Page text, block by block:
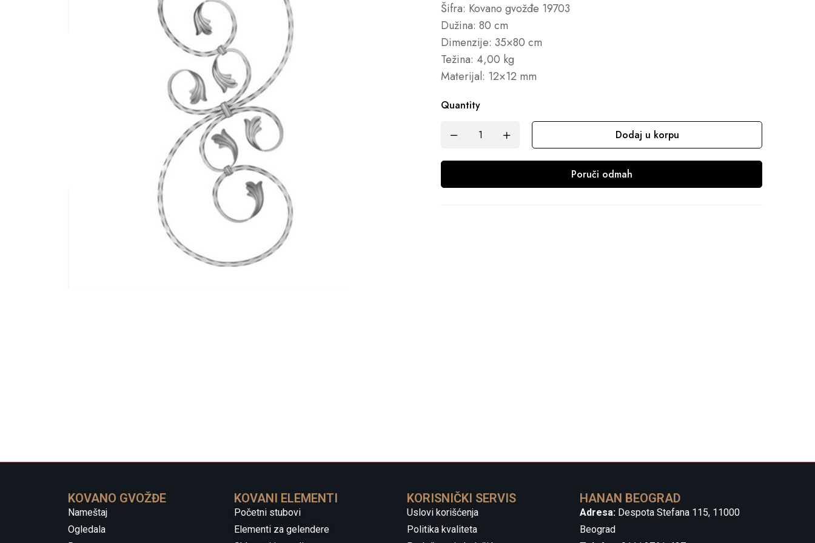
Šifra: Kovano gvožđe 19703
Dužina: 80 cm
Dimenzije: 35×80 cm
Težina: 4,00 kg
Materijal: 12×12 mm
Quantity
Dodaj u korpu
Poruči odmah
KOVANO GVOŽĐE
Nameštaj
Ogledala
KOVANI ELEMENTI
Početni stubovi
Elementi za gelendere
KORISNIČKI SERVIS
Uslovi korišćenja
Politika kvaliteta
HANAN BEOGRAD
Adresa:Despota Stefana 115, 11000
Beograd